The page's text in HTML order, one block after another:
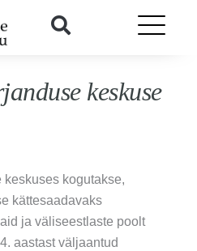
keskuse
kogutakse,
kättesaadavaks
ja väliseestlaste poolt
aastast väljaantud